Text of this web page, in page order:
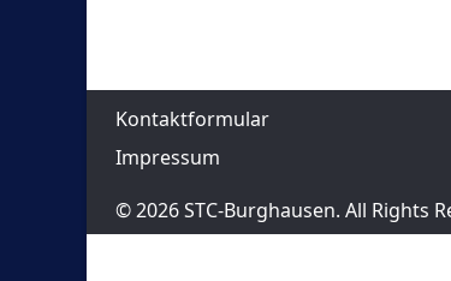
Kontaktformular
Impressum
© 2026 STC-Burghausen. All Rights